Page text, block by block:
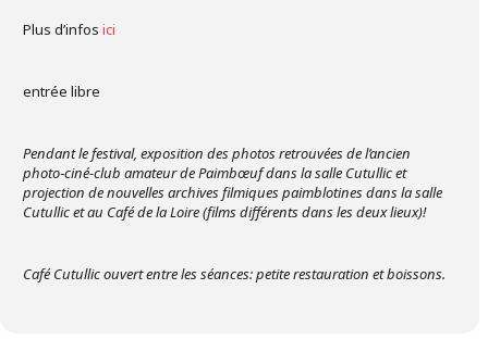
Plus d’infos ici
entrée libre
Pendant le festival, exposition des photos retrouvées de l’ancien
photo‑ciné-club amateur de Paimbœuf dans la salle Cutullic et
projection de nouvelles archives filmiques paimblotines dans la salle
Cutullic et au Café de la Loire (films différents dans les deux lieux)!
Café Cutullic ouvert entre les séances: petite restauration et boissons.